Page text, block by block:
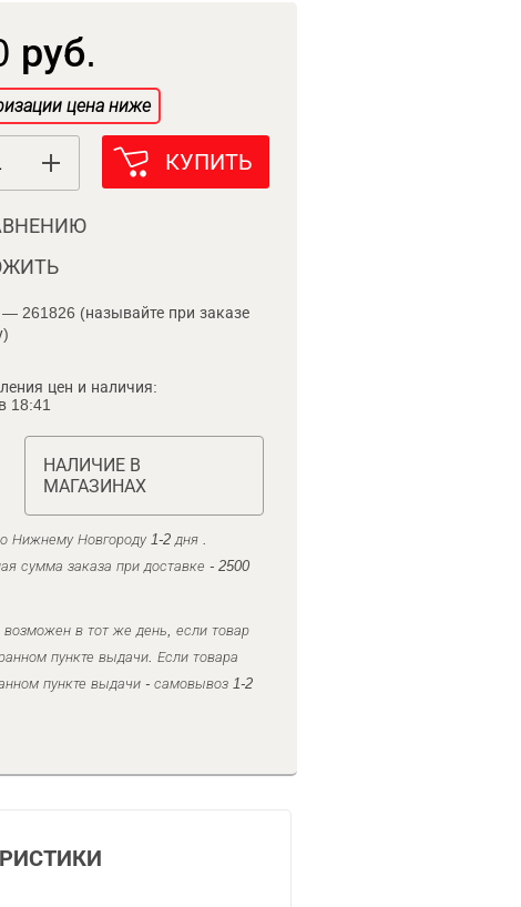
руб.
цена ниже
КУПИТЬ
261826 (называйте при заказе
цен и наличия:
18:41
НАЛИЧИЕ В
МАГАЗИНАХ
Нижнему Новгороду 1-2 дня .
сумма заказа при доставке - 2500
в тот же день, если товар
пункте выдачи. Если товара
пункте выдачи - самовывоз 1-2